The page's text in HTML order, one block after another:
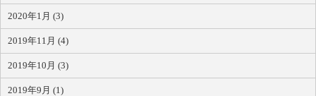
2020年1月 (3)
2019年11月 (4)
2019年10月 (3)
2019年9月 (1)